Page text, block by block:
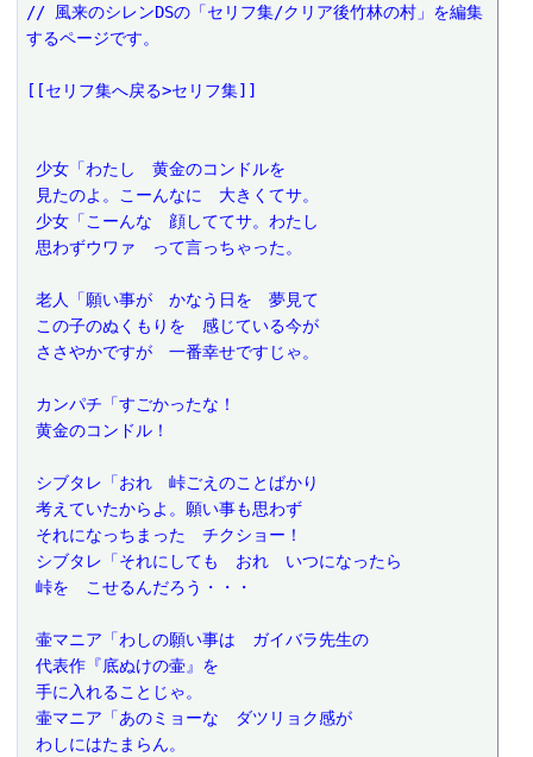
// 風来のシレンDSの「セリフ集/クリア後竹林の村」を編集
するページです。
[[セリフ集へ戻る>セリフ集]]
少女「わたし　黄金のコンドルを
見たのよ。こーんなに　大きくてサ。
少女「こーんな　顔しててサ。わたし
思わずウワァ　って言っちゃった。
老人「願い事が　かなう日を　夢見て
この子のぬくもりを　感じている今が
ささやかですが　一番幸せですじゃ。
カンパチ「すごかったな！
黄金のコンドル！
シブタレ「おれ　峠ごえのことばかり
考えていたからよ。願い事も思わず
それになっちまった　チクショー！
シブタレ「それにしても　おれ　いつになったら
峠を　こせるんだろう・・・
壷マニア「わしの願い事は　ガイバラ先生の
代表作『底ぬけの壷』を
手に入れることじゃ。
壷マニア「あのミョーな　ダツリョク感が
わしにはたまらん。